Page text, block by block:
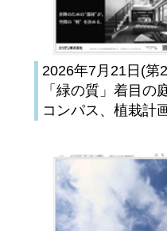
2026年7月21日(第
「緑の質」着目の
コンパス、植栽計